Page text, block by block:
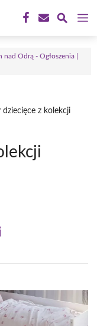
nad Odrą - Ogłoszenia |
dziecięce z kolekcji